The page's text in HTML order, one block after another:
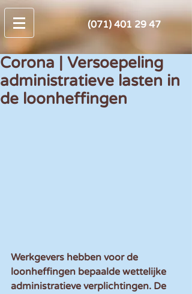
(071) 401 29 47
Corona | Versoepeling
administratieve lasten in
de loonheffingen
Werkgevers hebben voor de
loonheffingen bepaalde wettelijke
administratieve verplichtingen. De